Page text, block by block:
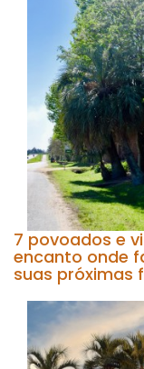
7 povoados e
encanto onde
suas próximas